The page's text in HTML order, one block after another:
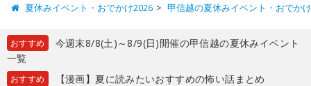
夏休みイベント・おでかけ2026 甲信越の夏休みイベント・おでか
おすすめ
今週末8/8(土)～8/9(日)開催の甲信越の夏休みイベント
一覧
おすすめ 【漫画】夏に読みたいおすすめの怖い話まとめ